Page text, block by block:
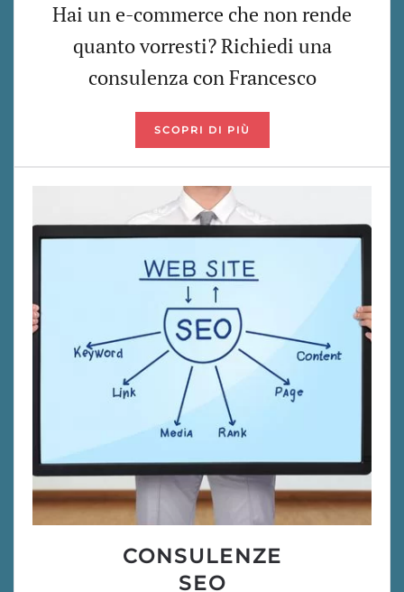
Hai un e-commerce che non rende
quanto vorresti? Richiedi una
consulenza con Francesco
SCOPRI DI PIÙ
CONSULENZE
SEO